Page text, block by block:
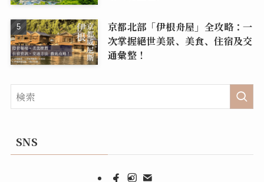
京都北部「伊根舟屋」全攻略：一
次掌握絕世美景、美食、住宿及交
通彙整！
SNS